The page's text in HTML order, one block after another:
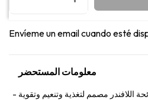
Envíeme un email cuando esté
معلومات المستحضر
اللافندر مصمم لتغذية وتنعيم وتقوية